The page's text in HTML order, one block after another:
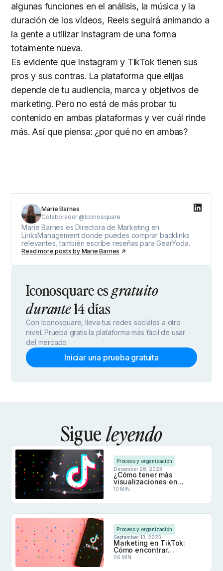
algunas funciones en el análisis, la música y la
duración de los vídeos, Reels seguirá animando a
la gente a utilizar Instagram de una forma
totalmente nueva.
Es evidente que Instagram y TikTok tienen sus
pros y sus contras. La plataforma que elijas
depende de tu audiencia, marca y objetivos de
marketing. Pero no está de más probar tu
contenido en ambas plataformas y ver cuál rinde
más. Así que piensa: ¿por qué no en ambas?
Marie Barnes
Colaborador @Iconosquare
Marie Barnes es Directora de Marketing en
LinksManagement donde puedes comprar backlinks
relevantes, también escribe reseñas para GearYoda.
Read more posts by Marie Barnes
Iconosquare esgratuito
durante14 días
Con Iconosquare, lleva tus redes sociales a otro
nivel. Prueba gratis la plataforma más fácil de usar
del mercado
Iniciar una prueba gratuita
Sigueleyendo
Proceso y organización
December 28, 2023
¿Cómo tener más
visualizaciones en
TikTok​ en 2026?
10 MIN.
Proceso y organización
September 13, 2023
Marketing en TikTok:
Cómo encontrar
tendencias y crear
06 MIN.